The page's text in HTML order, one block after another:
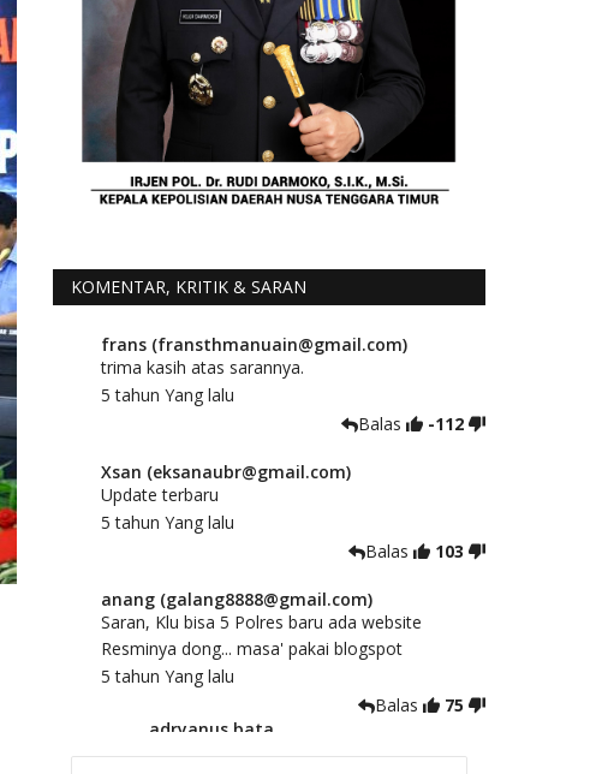
KOMENTAR, KRITIK & SARAN
frans (fransthmanuain@gmail.com)
trima kasih atas sarannya.
5 tahun Yang lalu
Balas
-112
Xsan (eksanaubr@gmail.com)
Update terbaru
5 tahun Yang lalu
Balas
103
anang (galang8888@gmail.com)
Saran, Klu bisa 5 Polres baru ada website
Resminya dong... masa' pakai blogspot
5 tahun Yang lalu
Balas
75
adryanus bata